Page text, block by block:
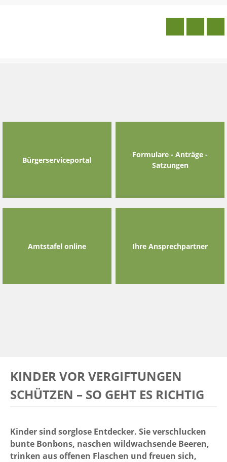
Bürgerserviceportal
Formulare - Anträge -
Satzungen
Amtstafel online Ihre Ansprechpartner
KINDER VOR VERGIFTUNGEN
SCHÜTZEN – SO GEHT ES RICHTIG
Kinder sind sorglose Entdecker. Sie verschlucken
bunte Bonbons, naschen wildwachsende Beeren,
trinken aus offenen Flaschen und freuen sich,